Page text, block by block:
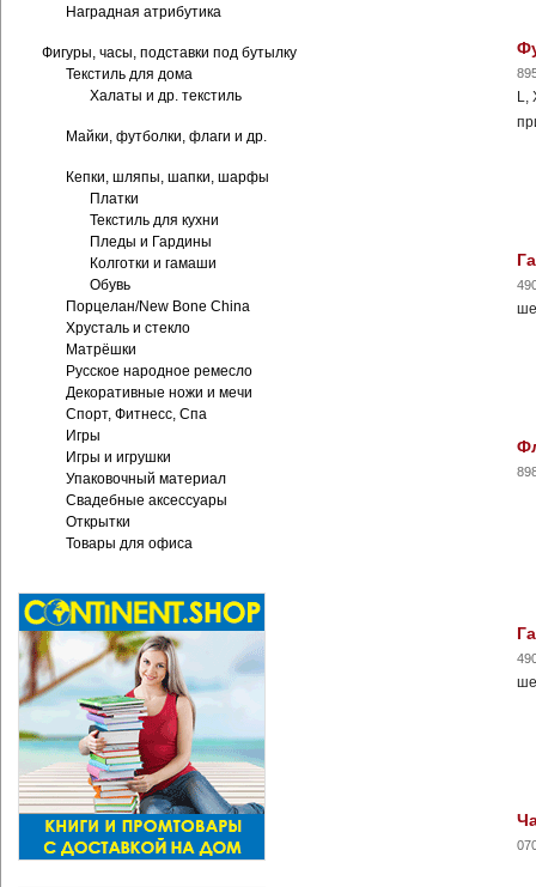
Наградная атрибутика
Фигуры, часы, подставки под бутылку
Текстиль для дома
Халаты и др. текстиль
Майки, футболки, флаги и др.
Кепки, шляпы, шапки, шарфы
Платки
Текстиль для кухни
Пледы и Гардины
Колготки и гамаши
Обувь
Порцелан/New Bone China
Хрусталь и стекло
Матрёшки
Русское народное ремесло
Декоративные ножи и мечи
Спорт, Фитнесс, Спа
Игры
Игры и игрушки
Упаковочный материал
Свадебные аксессуары
Открытки
Товары для офиса
L,